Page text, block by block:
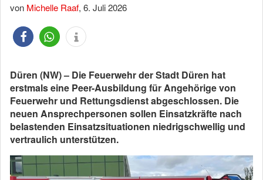
von Michelle Raaf, 6. Juli 2026
Düren (NW) – Die Feuerwehr der Stadt Düren hat
erstmals eine Peer-Ausbildung für Angehörige von
Feuerwehr und Rettungsdienst abgeschlossen. Die
neuen Ansprechpersonen sollen Einsatzkräfte nach
belastenden Einsatzsituationen niedrigschwellig und
vertraulich unterstützen.